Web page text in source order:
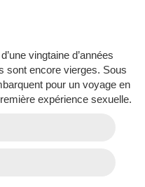
vingtaine d’années
sont encore vierges. Sous
pour un voyage en
expérience sexuelle.